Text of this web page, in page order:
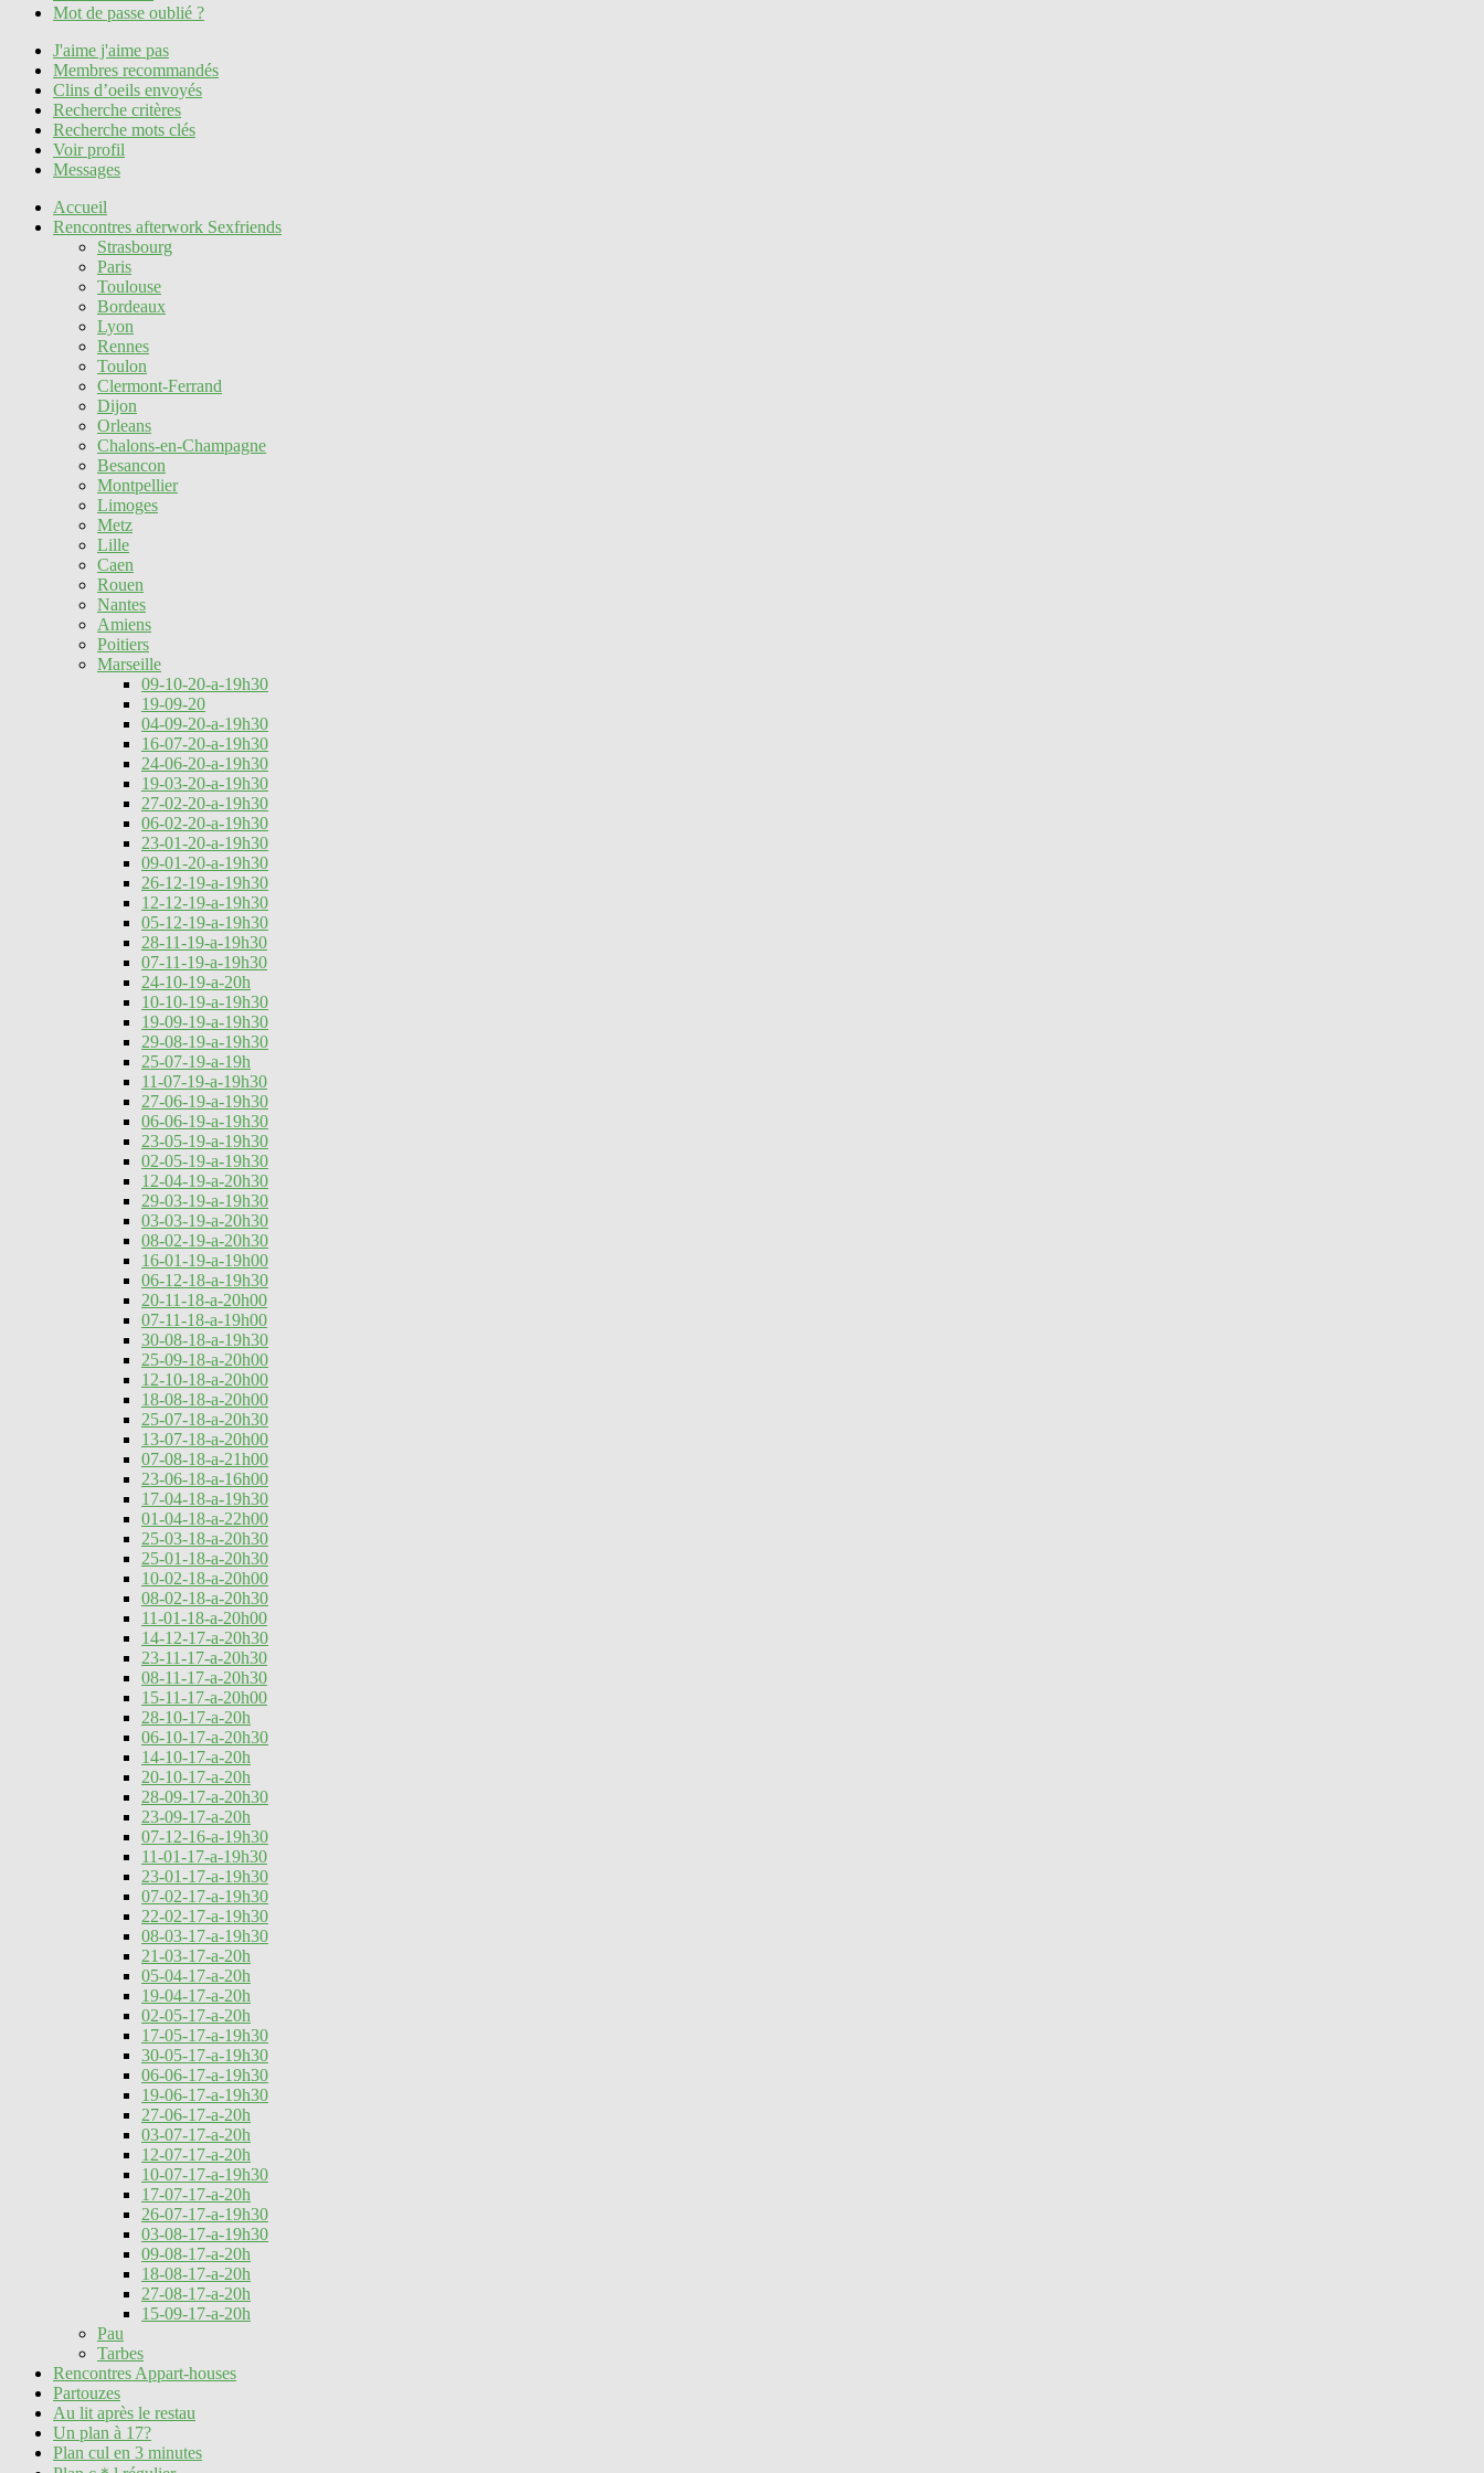
Mot de passe oublié ?
J'aime j'aime pas
Membres recommandés
Clins d’oeils envoyés
Recherche critères
Recherche mots clés
Voir profil
Messages
Accueil
Rencontres afterwork Sexfriends
Strasbourg
Paris
Toulouse
Bordeaux
Lyon
Rennes
Toulon
Clermont-Ferrand
Dijon
Orleans
Chalons-en-Champagne
Besancon
Montpellier
Limoges
Metz
Lille
Caen
Rouen
Nantes
Amiens
Poitiers
Marseille
09-10-20-a-19h30
19-09-20
04-09-20-a-19h30
16-07-20-a-19h30
24-06-20-a-19h30
19-03-20-a-19h30
27-02-20-a-19h30
06-02-20-a-19h30
23-01-20-a-19h30
09-01-20-a-19h30
26-12-19-a-19h30
12-12-19-a-19h30
05-12-19-a-19h30
28-11-19-a-19h30
07-11-19-a-19h30
24-10-19-a-20h
10-10-19-a-19h30
19-09-19-a-19h30
29-08-19-a-19h30
25-07-19-a-19h
11-07-19-a-19h30
27-06-19-a-19h30
06-06-19-a-19h30
23-05-19-a-19h30
02-05-19-a-19h30
12-04-19-a-20h30
29-03-19-a-19h30
03-03-19-a-20h30
08-02-19-a-20h30
16-01-19-a-19h00
06-12-18-a-19h30
20-11-18-a-20h00
07-11-18-a-19h00
30-08-18-a-19h30
25-09-18-a-20h00
12-10-18-a-20h00
18-08-18-a-20h00
25-07-18-a-20h30
13-07-18-a-20h00
07-08-18-a-21h00
23-06-18-a-16h00
17-04-18-a-19h30
01-04-18-a-22h00
25-03-18-a-20h30
25-01-18-a-20h30
10-02-18-a-20h00
08-02-18-a-20h30
11-01-18-a-20h00
14-12-17-a-20h30
23-11-17-a-20h30
08-11-17-a-20h30
15-11-17-a-20h00
28-10-17-a-20h
06-10-17-a-20h30
14-10-17-a-20h
20-10-17-a-20h
28-09-17-a-20h30
23-09-17-a-20h
07-12-16-a-19h30
11-01-17-a-19h30
23-01-17-a-19h30
07-02-17-a-19h30
22-02-17-a-19h30
08-03-17-a-19h30
21-03-17-a-20h
05-04-17-a-20h
19-04-17-a-20h
02-05-17-a-20h
17-05-17-a-19h30
30-05-17-a-19h30
06-06-17-a-19h30
19-06-17-a-19h30
27-06-17-a-20h
03-07-17-a-20h
12-07-17-a-20h
10-07-17-a-19h30
17-07-17-a-20h
26-07-17-a-19h30
03-08-17-a-19h30
09-08-17-a-20h
18-08-17-a-20h
27-08-17-a-20h
15-09-17-a-20h
Pau
Tarbes
Rencontres Appart-houses
Partouzes
Au lit après le restau
Un plan à 17?
Plan cul en 3 minutes